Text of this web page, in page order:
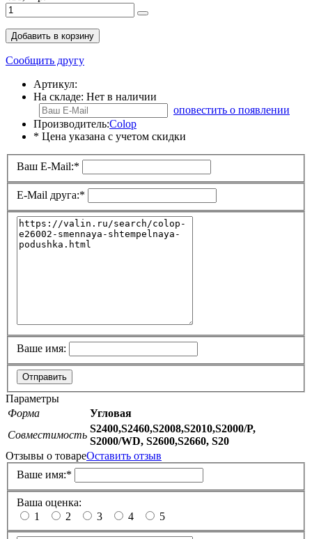
Добавить в корзину
Сообщить другу
Артикул:
На складе: Нет в наличии
оповестить о появлении
Производитель:Colop
* Цена указана с учетом скидки
Ваш E-Mail:*
E-Mail друга:*
Ваше имя:
Отправить
Параметры
Форма
Угловая
Совместимость
S2400,S2460,S2008,S2010,S2000/P,
S2000/WD, S2600,S2660, S20
Отзывы о товареОставить отзыв
Ваше имя:*
Ваша оценка:
1
2 3 4 5